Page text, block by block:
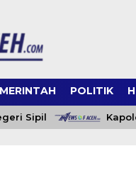
POLITIK
Sipil